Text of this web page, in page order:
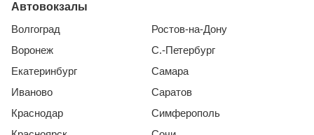
Автовокзалы
Волгоград
Воронеж
Екатеринбург
Иваново
Краснодар
Ростов-на-Дону
С.-Петербург
Самара
Саратов
Симферополь